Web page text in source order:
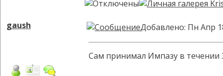
gaush Добавлено: Пн Апр
Сам принимал Импазу в течении